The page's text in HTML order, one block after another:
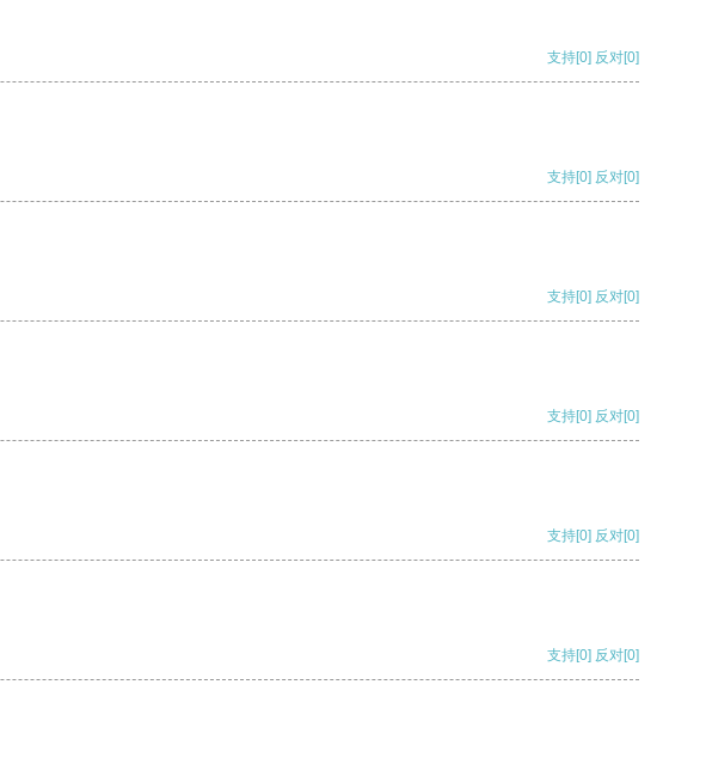
支持[0] 反对[0]
支持[0] 反对[0]
支持[0] 反对[0]
支持[0] 反对[0]
支持[0] 反对[0]
支持[0] 反对[0]